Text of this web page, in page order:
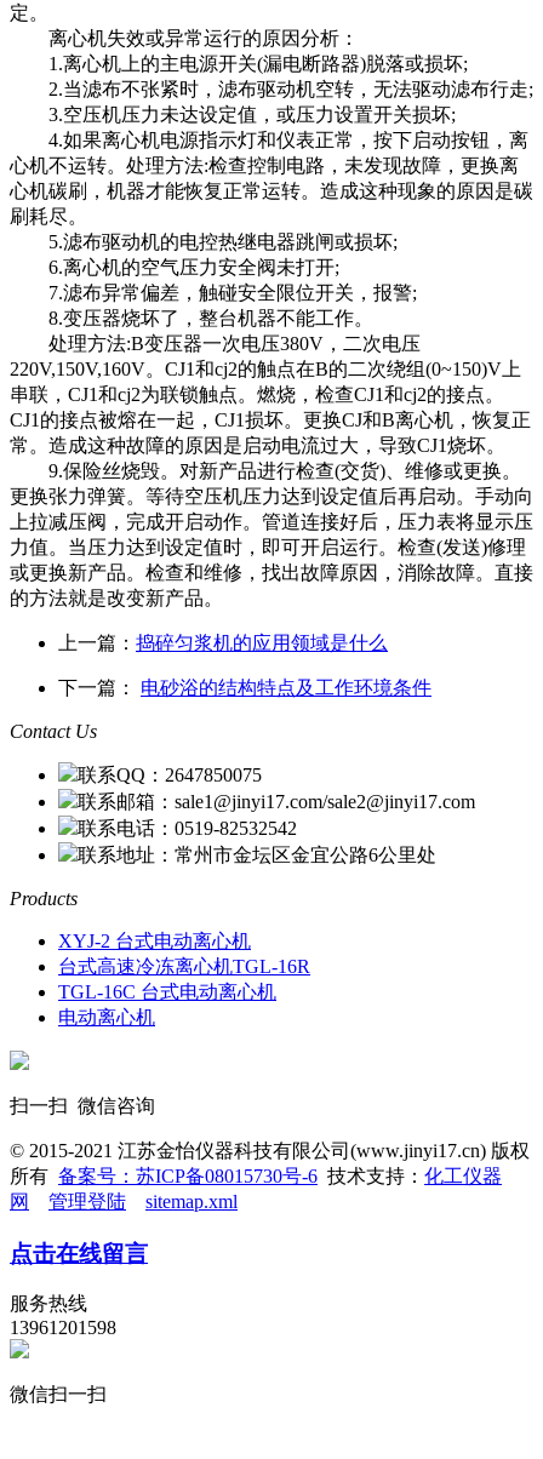
定。
离心机失效或异常运行的原因分析：
1.离心机上的主电源开关(漏电断路器)脱落或损坏;
2.当滤布不张紧时，滤布驱动机空转，无法驱动滤布行走;
3.空压机压力未达设定值，或压力设置开关损坏;
4.如果离心机电源指示灯和仪表正常，按下启动按钮，离
心机不运转。处理方法:检查控制电路，未发现故障，更换离
心机碳刷，机器才能恢复正常运转。造成这种现象的原因是碳
刷耗尽。
5.滤布驱动机的电控热继电器跳闸或损坏;
6.离心机的空气压力安全阀未打开;
7.滤布异常偏差，触碰安全限位开关，报警;
8.变压器烧坏了，整台机器不能工作。
处理方法:B变压器一次电压380V，二次电压
220V,150V,160V。CJ1和cj2的触点在B的二次绕组(0~150)V上
串联，CJ1和cj2为联锁触点。燃烧，检查CJ1和cj2的接点。
CJ1的接点被熔在一起，CJ1损坏。更换CJ和B离心机，恢复正
常。造成这种故障的原因是启动电流过大，导致CJ1烧坏。
9.保险丝烧毁。对新产品进行检查(交货)、维修或更换。
更换张力弹簧。等待空压机压力达到设定值后再启动。手动向
上拉减压阀，完成开启动作。管道连接好后，压力表将显示压
力值。当压力达到设定值时，即可开启运行。检查(发送)修理
或更换新产品。检查和维修，找出故障原因，消除故障。直接
的方法就是改变新产品。
上一篇： 捣碎匀浆机的应用领域是什么
下一篇： 电砂浴的结构特点及工作环境条件
Contact Us
联系QQ：2647850075
联系邮箱：sale1@jinyi17.com/sale2@jinyi17.com
联系电话：0519-82532542
联系地址：常州市金坛区金宜公路6公里处
Products
XYJ-2 台式电动离心机
台式高速冷冻离心机TGL-16R
TGL-16C 台式电动离心机
电动离心机
扫一扫 微信咨询
© 2015-2021 江苏金怡仪器科技有限公司(www.jinyi17.cn) 版权
所有 备案号：苏ICP备08015730号-6 技术支持： 化工仪器
网
管理登陆 sitemap.xml
点击在线留言
服务热线
13961201598
微信扫一扫